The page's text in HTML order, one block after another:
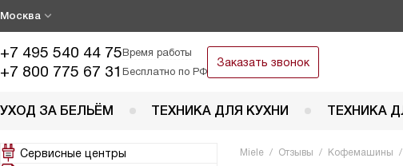
Москва
+7 495 540 44 75Время работы
+7 800 775 67 31 Бесплатно по РФ
Заказать звонок
УХОД ЗА БЕЛЬЁМ ТЕХНИКА ДЛЯ КУХНИ ТЕХНИКА
Сервисные центры
Miele Отзывы Кофемашины